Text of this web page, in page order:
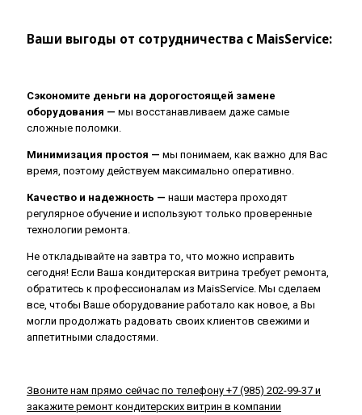
Ваши выгоды от сотрудничества с MaisService:
Сэкономите деньги на дорогостоящей замене
оборудования — мы восстанавливаем даже самые
сложные поломки.
Минимизация простоя — мы понимаем, как важно для Вас
время, поэтому действуем максимально оперативно.
Качество и надежность — наши мастера проходят
регулярное обучение и используют только проверенные
технологии ремонта.
Не откладывайте на завтра то, что можно исправить
сегодня! Если Ваша кондитерская витрина требует ремонта,
обратитесь к профессионалам из MaisService. Мы сделаем
все, чтобы Ваше оборудование работало как новое, а Вы
могли продолжать радовать своих клиентов свежими и
аппетитными сладостями.
Звоните нам прямо сейчас по телефону +7 (985) 202-99-37 и
закажите ремонт кондитерских витрин в компании